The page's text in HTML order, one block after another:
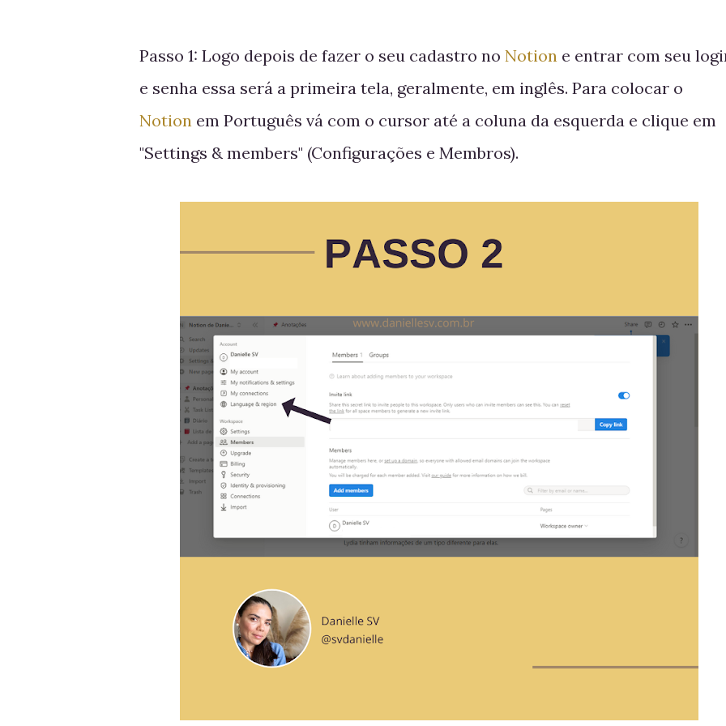
Passo 1: Logo depois de fazer o seu cadastro no Notion e entrar com seu
e senha essa será a primeira tela, geralmente, em inglês. Para colocar o
Notion em Português vá com o cursor até a coluna da esquerda e clique em
"Settings & members" (Configurações e Membros).